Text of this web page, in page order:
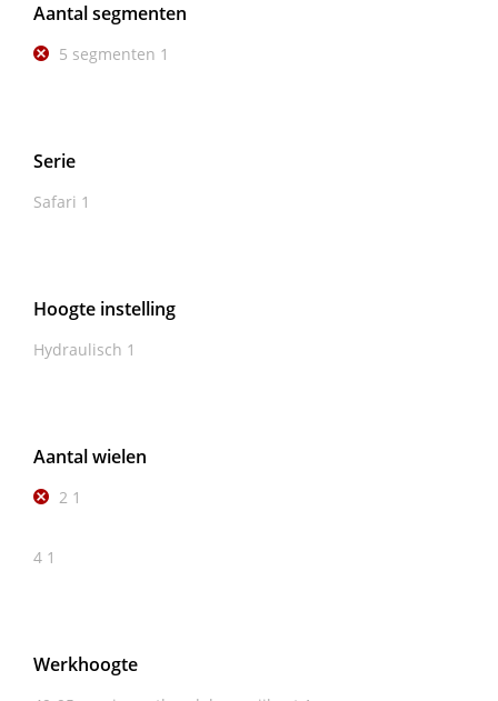
Aantal segmenten
5 segmenten 1
Serie
Safari 1
Hoogte instelling
Hydraulisch 1
Aantal wielen
2 1
4 1
Werkhoogte